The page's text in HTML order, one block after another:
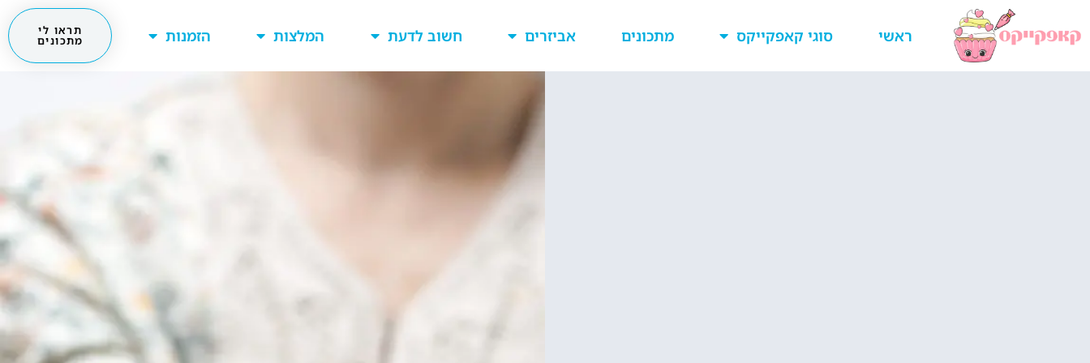
ראשי סוגי קאפקייקס מתכונים אביזרים חשוב לדעת המלצות הזמנות תראו לי
מתכונים